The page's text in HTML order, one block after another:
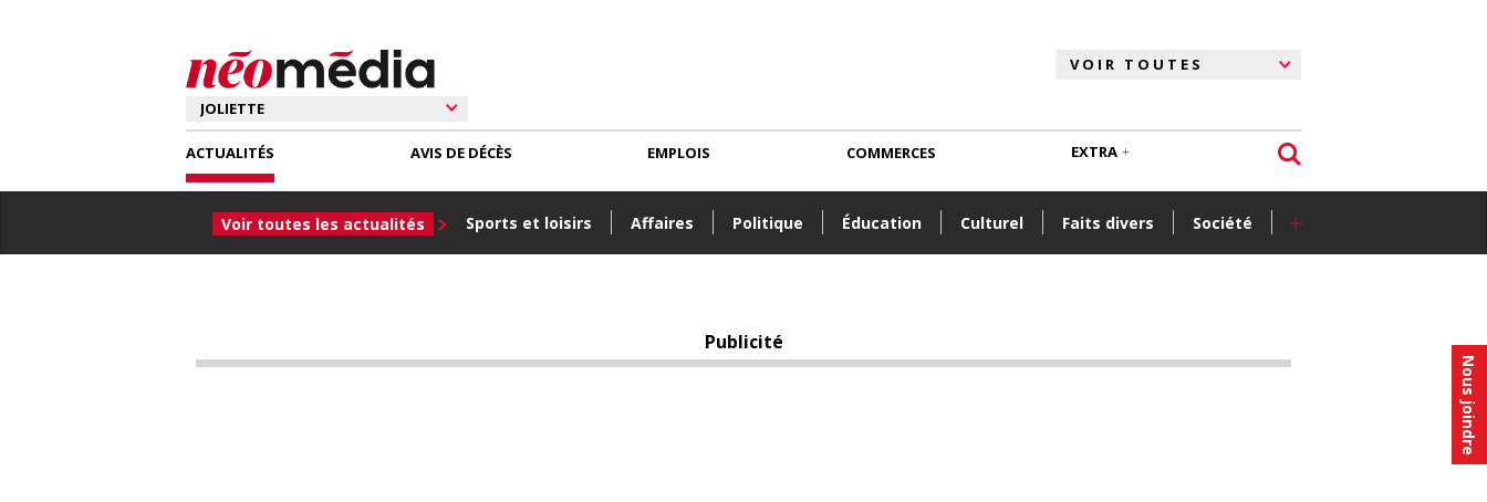
Nous joindre
ACTUALITÉS
Voir toutes les actualités Sports et loisirs Affaires Politique Éducation Culturel Faits divers Société +
AVIS DE DÉCÈS EMPLOIS COMMERCES EXTRA
Publicité